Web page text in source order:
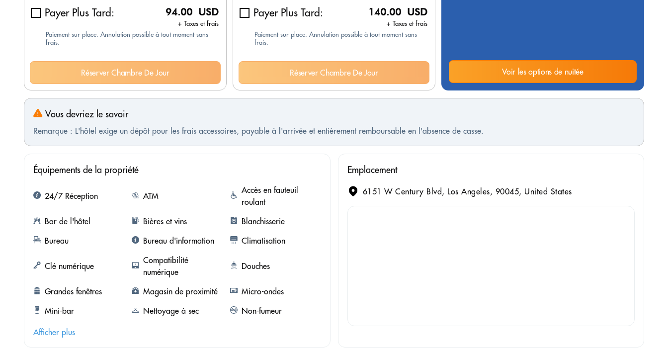
Payer Plus Tard: 94.00 USD
+ Taxes et frais
Paiement sur place. Annulation possible à tout moment sans
frais.
Réserver Chambre De Jour
Payer Plus Tard: 140.00 USD
+ Taxes et frais
Paiement sur place. Annulation possible à tout moment sans
frais.
Réserver Chambre De Jour Voir les options de nuitée
Vous devriez le savoir
Remarque : L'hôtel exige un dépôt pour les frais accessoires, payable à l'arrivée et entièrement remboursable en l'absence de casse.
Équipements de la propriété
24/7 Réception ATM
Accès en fauteuil
roulant
Bar de l'hôtel
Bières et vins
Blanchisserie
Bureau
Bureau d'information Climatisation
Clé numérique
Compatibilité
numérique
Douches
Grandes fenêtres Magasin de proximité
Micro-ondes
Mini-bar
Nettoyage à sec Non-fumeur
Afficher plus
Emplacement
6151 W Century Blvd, Los Angeles, 90045, United States